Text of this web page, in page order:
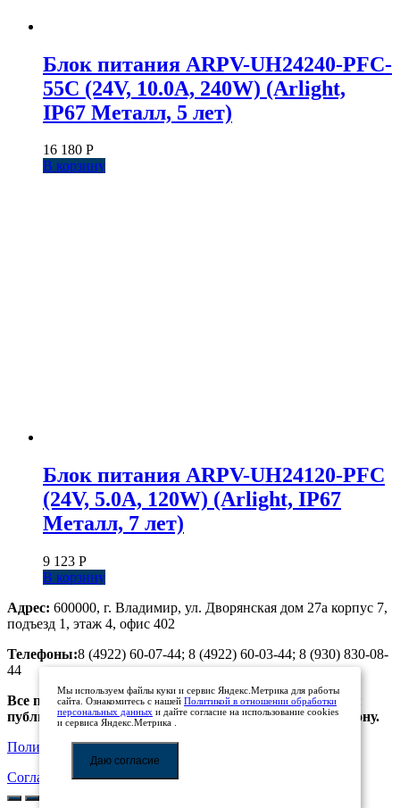
Блок питания ARPV-UH24240-PFC-
55C (24V, 10.0A, 240W) (Arlight,
IP67 Металл, 5 лет)
16 180 Р
В корзину
Блок питания ARPV-UH24120-PFC
(24V, 5.0A, 120W) (Arlight, IP67
Металл, 7 лет)
9 123 Р
В корзину
Адрес: 600000, г. Владимир, ул. Дворянская дом 27а корпус 7,
подъезд 1, этаж 4, офис 402
Телефоны:8 (4922) 60-07-44; 8 (4922) 60-03-44; 8 (930) 830-08-
44
Все предложения, размещенные на сайте, не являются
публичной офертой. Просьба уточнять цены по телефону.
Политика обработки персональных данных
Соглашение на обработку персональных данных
Мы используем файлы куки и сервис Яндекс.Метрика для работы
сайта. Ознакомитесь с нашей Политикой в отношении обработки
персональных данных и дайте согласие на использование cookies
и сервиса Яндекс.Метрика .
Даю согласие